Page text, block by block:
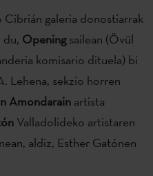
Cibrián galeria donostiarrak
du, Openingsailean (Övül
komisario dituela) bi
Lehena, sekzio horren
Amondarain artista
Valladolideko artistaren
aldiz, Esther Gatónen